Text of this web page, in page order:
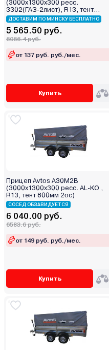
(3000х1300х300 ресс.
3302(ГАЗ-2лист), R13, тент
1200мм)
ДОСТАВИМ ПО МИНСКУ БЕСПЛАТНО
5 565.50 руб.
6066.4 руб.
от 137 руб. руб./мес.
Купить
Прицеп Avtos А30М2В
(3000х1300х300 ресс. AL-KO ,
R13, тент 800мм 2ос)
СОСЕД ОБЗАВИДУЕТСЯ
6 040.00 руб.
6583.6 руб.
от 149 руб. руб./мес.
Купить